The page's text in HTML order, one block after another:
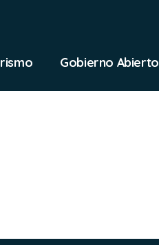
Gobierno Abierto